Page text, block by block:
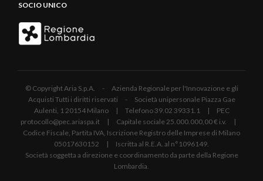
SOCIO UNICO
© Copyright Aria S.p.A. - Azienda Regionale per l'Innovazione e gli
Acquisti Tutti i diritti riservati - Società unipersonale Piazza Gae
Aulenti, 1 20154 Milano | Telefono 39.02 39331.1 | PEC
protocollo@pec.ariaspa.it | Capitale sociale 25.000.000,00 € i.v. |
Codice Fiscale, Partita IVA, Iscrizione Registro delle Imprese di Milano
05017630152 | Iscritta al R.E.A. al n°1096149.
Società soggetta a direzione e coordinamento da parte della Regione
Lombardia.